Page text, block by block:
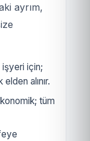
ayrım,
için;
alınır.
tüm